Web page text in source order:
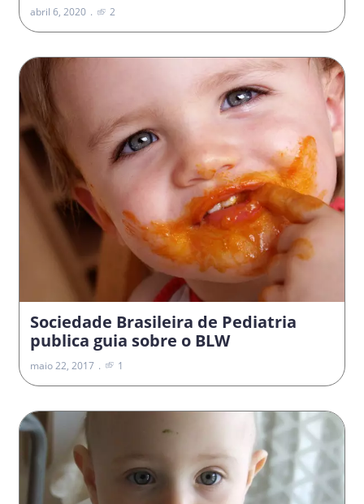
abril 6, 2020 2
Sociedade Brasileira de Pediatria
publica guia sobre o BLW
maio 22, 2017 1